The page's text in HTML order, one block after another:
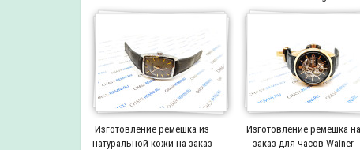
Изготовление ремешка из
натуральной кожи на заказ
Изготовление ремешка на
заказ для часов Wainer